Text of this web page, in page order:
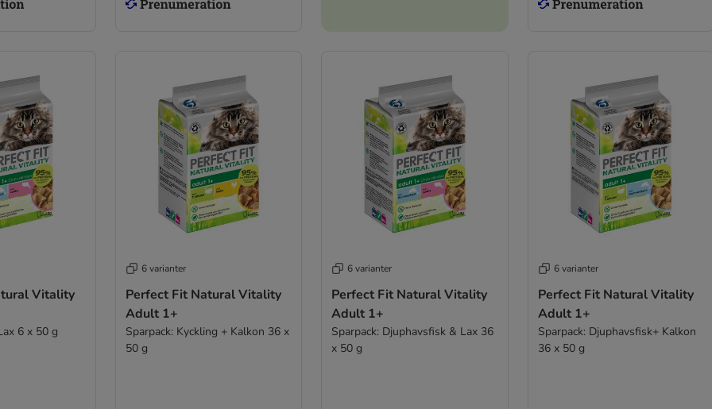
Vitality
6 x 50 g
6 varianter
Perfect Fit Natural Vitality
Adult 1+
Sparpack: Kyckling + Kalkon 36 x
50 g
6 varianter
Perfect Fit Natural Vitality
Adult 1+
Sparpack: Djuphavsfisk & Lax 36
x 50 g
6 varianter
Perfect Fit Natural Vitality
Adult 1+
Sparpack: Djuphavsfisk+ Kalkon
36 x 50 g